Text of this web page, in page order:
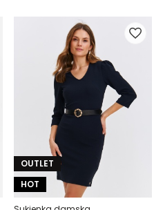
OUTLET
HOT